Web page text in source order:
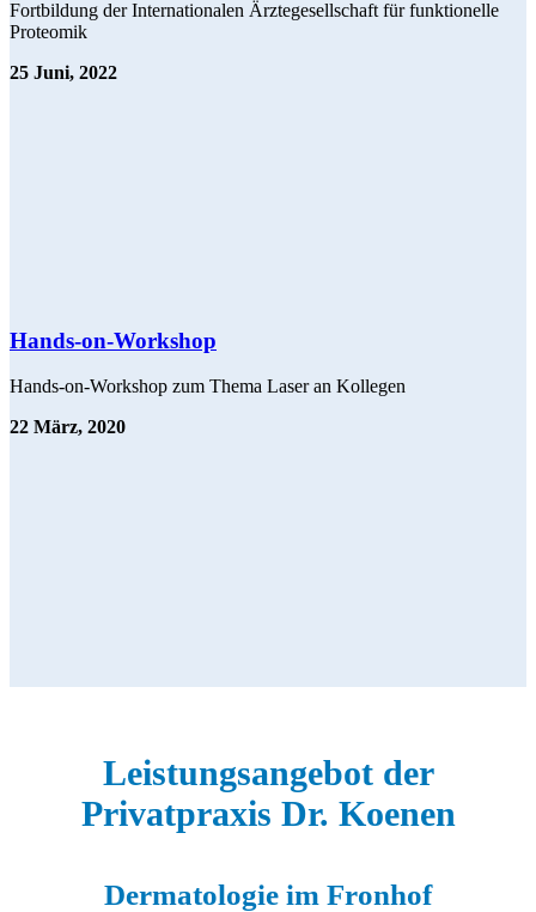
Fortbildung der Internationalen Ärztegesellschaft für funktionelle
Proteomik
25 Juni, 2022
Hands-on-Workshop
Hands-on-Workshop zum Thema Laser an Kollegen
22 März, 2020
Leistungsangebot der
Privatpraxis Dr. Koenen
Dermatologie im Fronhof